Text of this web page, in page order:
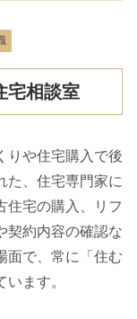
宅相談室
りや住宅購入で後
た、住宅専門家に
住宅の購入、リフ
契約内容の確認な
面で、常に「住む
ます。